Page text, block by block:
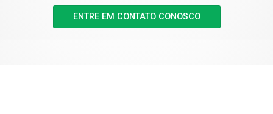
ENTRE EM CONTATO CONOSCO